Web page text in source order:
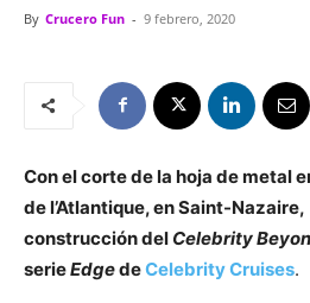
By Crucero Fun - 9 febrero, 2020
Con el corte de la hoja de metal
de l’Atlantique, en Saint-
construcción del Celebrity
serieEdgedeCelebrity Cruises.